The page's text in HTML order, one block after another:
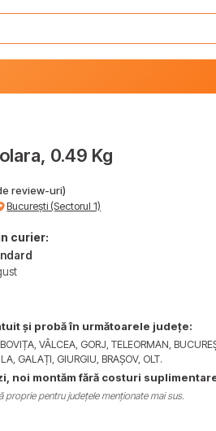
0.49 Kg
review-uri)
București (Sectorul 1)
curier:
și probă în următoarele județe:
VÂLCEA, GORJ, TELEORMAN,
GALAȚI, GIURGIU, BRAȘOV, OLT.
noi montăm fără costuri
proprie pentru județele menționate mai sus.